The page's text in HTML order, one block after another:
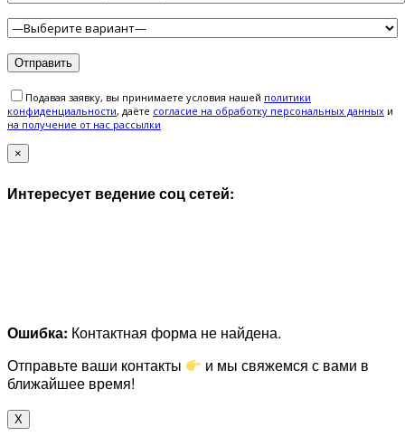
Подавая заявку, вы принимаете условия нашей политики
конфиденциальности, даёте cогласие на обработку персональных данных и
на получение от нас рассылки
×
Интересует ведение соц сетей:
Ошибка: Контактная форма не найдена.
Отправьте ваши контакты
и мы свяжемся с вами в
ближайшее время!
X